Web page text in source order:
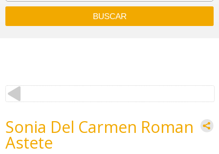
Sonia Del Carmen Roman
Astete